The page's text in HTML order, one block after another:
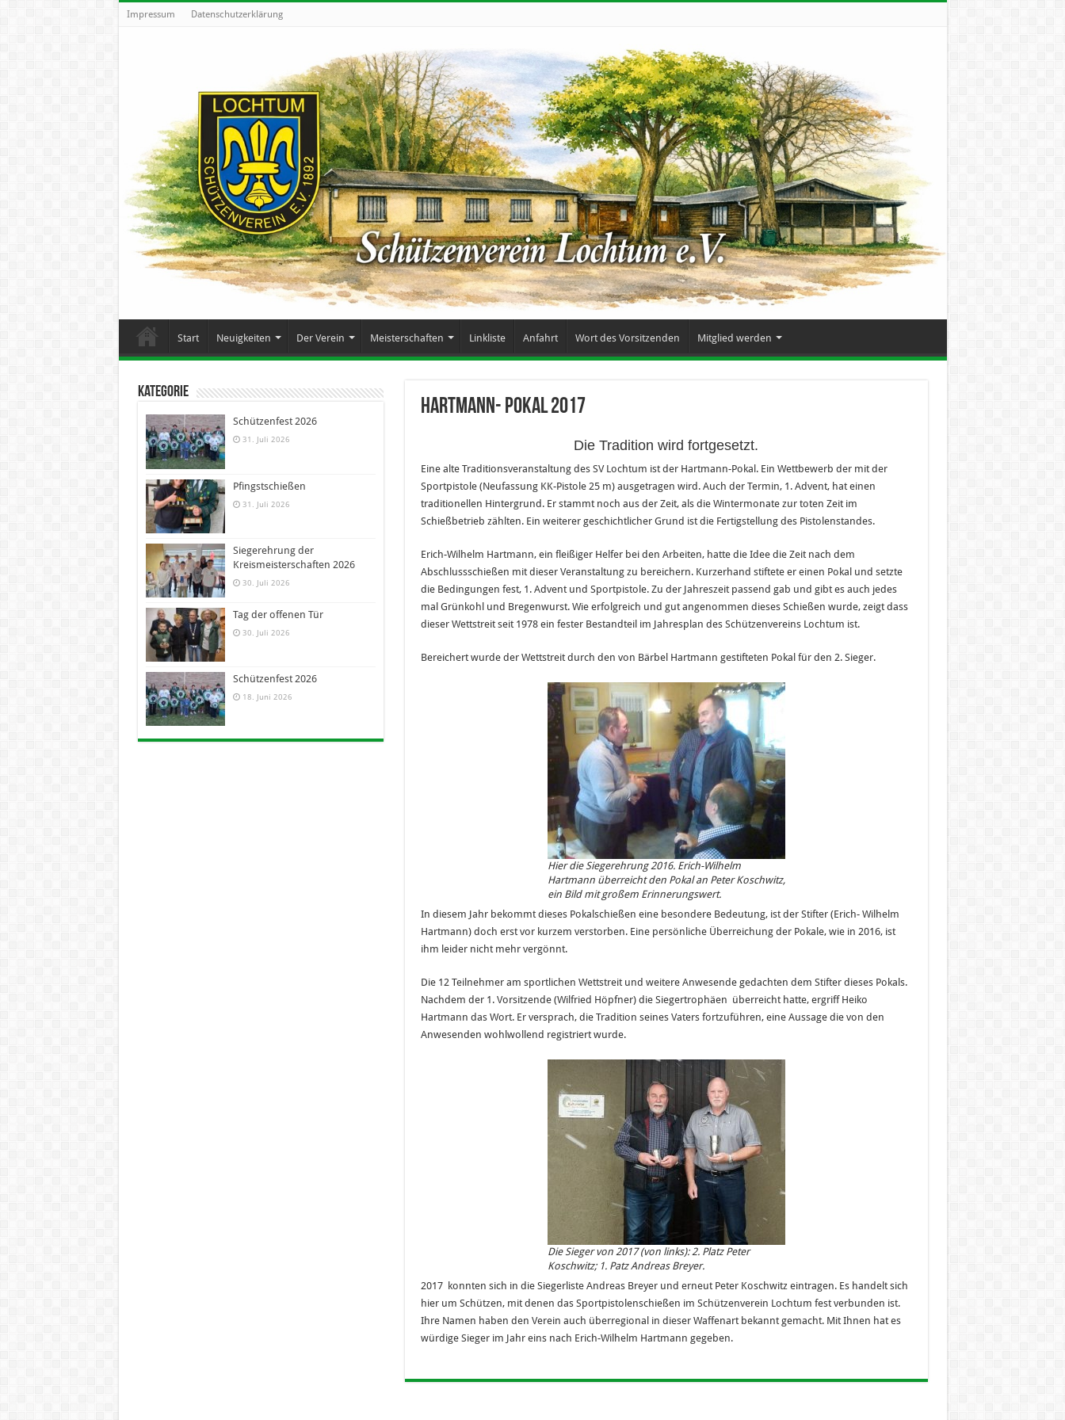
Impressum Datenschutzerklärung
Start Neuigkeiten Der Verein Meisterschaften Linkliste Anfahrt Wort des Vorsitzenden Mitglied werden
Hartmann- Pokal 2017
Die Tradition wird fortgesetzt.
Eine alte Traditionsveranstaltung des SV Lochtum ist der Hartmann-Pokal. Ein Wettbewerb der mit der
Sportpistole (Neufassung KK-Pistole 25 m) ausgetragen wird. Auch der Termin, 1. Advent, hat einen
traditionellen Hintergrund. Er stammt noch aus der Zeit, als die Wintermonate zur toten Zeit im
Schießbetrieb zählten. Ein weiterer geschichtlicher Grund ist die Fertigstellung des Pistolenstandes.
Erich-Wilhelm Hartmann, ein fleißiger Helfer bei den Arbeiten, hatte die Idee die Zeit nach dem
Abschlussschießen mit dieser Veranstaltung zu bereichern. Kurzerhand stiftete er einen Pokal und setzte
die Bedingungen fest, 1. Advent und Sportpistole. Zu der Jahreszeit passend gab und gibt es auch jedes
mal Grünkohl und Bregenwurst. Wie erfolgreich und gut angenommen dieses Schießen wurde, zeigt dass
dieser Wettstreit seit 1978 ein fester Bestandteil im Jahresplan des Schützenvereins Lochtum ist.
Bereichert wurde der Wettstreit durch den von Bärbel Hartmann gestifteten Pokal für den 2. Sieger.
Hier die Siegerehrung 2016. Erich-Wilhelm
Hartmann überreicht den Pokal an Peter Koschwitz,
ein Bild mit großem Erinnerungswert.
In diesem Jahr bekommt dieses Pokalschießen eine besondere Bedeutung, ist der Stifter (Erich- Wilhelm
Hartmann) doch erst vor kurzem verstorben. Eine persönliche Überreichung der Pokale, wie in 2016, ist
ihm leider nicht mehr vergönnt.
Die 12 Teilnehmer am sportlichen Wettstreit und weitere Anwesende gedachten dem Stifter dieses Pokals.
Nachdem der 1. Vorsitzende (Wilfried Höpfner) die Siegertrophäen überreicht hatte, ergriff Heiko
Hartmann das Wort. Er versprach, die Tradition seines Vaters fortzuführen, eine Aussage die von den
Anwesenden wohlwollend registriert wurde.
Die Sieger von 2017 (von links): 2. Platz Peter
Koschwitz; 1. Patz Andreas Breyer.
2017 konnten sich in die Siegerliste Andreas Breyer und erneut Peter Koschwitz eintragen. Es handelt sich
hier um Schützen, mit denen das Sportpistolenschießen im Schützenverein Lochtum fest verbunden ist.
Ihre Namen haben den Verein auch überregional in dieser Waffenart bekannt gemacht. Mit Ihnen hat es
würdige Sieger im Jahr eins nach Erich-Wilhelm Hartmann gegeben.
Kategorie
Schützenfest 2026
31. Juli 2026
Pfingstschießen
31. Juli 2026
Siegerehrung der
Kreismeisterschaften 2026
30. Juli 2026
Tag der offenen Tür
30. Juli 2026
Schützenfest 2026
18. Juni 2026